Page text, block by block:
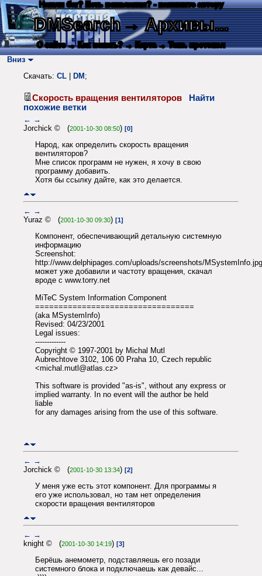
Нашли баг? Есть пожелания? - напишите автору
DMSearch→ Архивы...
О сайте → Как искать? → Карта → Текс. протокол
Вниз
Скачать: CL DM ;
Скорость вращения вентиляторов
Найти
похожие ветки
← →
Jorchick © (2001-10-30 08:50) [0]
Народ, как определить скорость вращения
вентиляторов?
Мне список программ не нужен, я хочу в свою
программу добавить.
Хотя бы ссылку дайте, как это делается.
← →
Yuraz © (2001-10-30 09:30) [1]
Компонент, обеспечивающий детальную системную
информацию
Screenshot:
http://www.delphipages.com/uploads/screenshots/MSystemInfo.jpg
может уже добавили и частоту вращения, скачал
вроде с www.torry.net
MiTeC System Information Component
==================================
(aka MSystemInfo)
Revised: 04/23/2001
Legal issues:
-------------
Copyright © 1997-2001 by Michal Mutl
Aubrechtove 3102, 106 00 Praha 10, Czech republic
<michal.mutl@atlas.cz>
This software is provided "as-is", without any express or
implied warranty. In no event will the author be held
liable
for any damages arising from the use of this software.
← →
Jorchick © (2001-10-30 13:34) [2]
У меня уже есть этот компонент. Для программы я
его уже использовал, но там нет определения
скорости вращения вентиляторов
← →
knight © (2001-10-30 14:19) [3]
Берёшь анемометр, подставляешь его позади
системного блока и подключаешь как девайс...